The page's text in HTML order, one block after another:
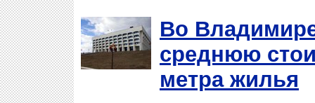
Во
среднюю
метра жилья